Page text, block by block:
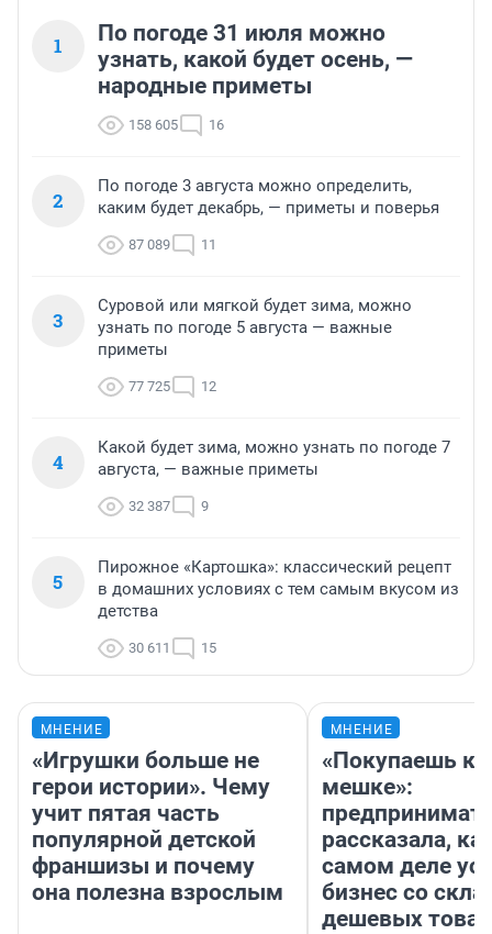
1
По погоде 31 июля можно
узнать, какой будет осень, —
народные приметы
158 605 16
2
По погоде 3 августа можно определить,
каким будет декабрь, — приметы и поверья
87 089 11
3
Суровой или мягкой будет зима, можно
узнать по погоде 5 августа — важные
приметы
77 725 12
4
Какой будет зима, можно узнать по погоде 7
августа, — важные приметы
32 387 9
5
Пирожное «Картошка»: классический рецепт
в домашних условиях с тем самым вкусом из
детства
30 611 15
МНЕНИЕ
«Игрушки больше не
герои истории». Чему
учит пятая часть
популярной детской
франшизы и почему
она полезна взрослым
МНЕНИЕ
«Покупаешь
мешке»:
рассказала,
самом деле
бизнес со
дешевых